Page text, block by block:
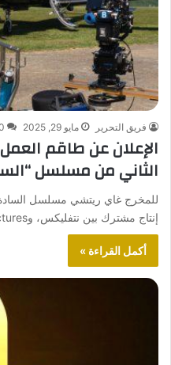
فريق التحرير مايو 29, 2025
الإعلان عن طاقم
الثاني من مسلسل
إنتاج مشترك بين نتفليكس، وMoonage Pictures، وميراماكس تي…
أكمل القراءة »